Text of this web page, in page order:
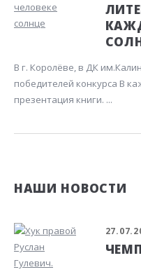
В г. Королёве, в ДК
победителей конкурса В
презентация книги. ...
НАШИ НОВОСТИ